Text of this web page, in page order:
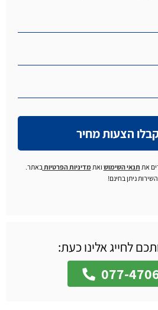
הצעות מחיר
את תנאי השימוש ואתמדיניות הפרטיותבאתר.
השירות ניתן בחינם!
לחייג אלינו כעת:
077-